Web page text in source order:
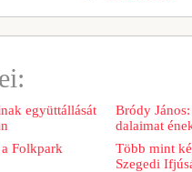
együttállását
Folkpark
Bródy
dalaimat
Több mint
Szegedi